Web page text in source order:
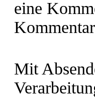
eine
Mit